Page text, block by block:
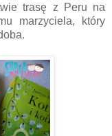
trasę z Peru na
marzyciela, który